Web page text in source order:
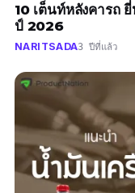
10 เต็นท์หลังคารถ
ป์ 2026
NARITSADA3 ปีที่แล้ว